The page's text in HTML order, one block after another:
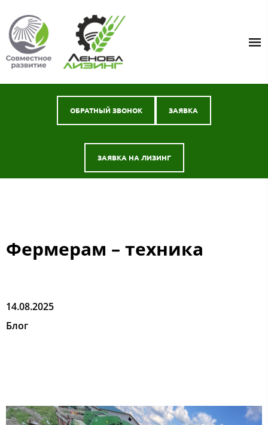
ОБРАТНЫЙ ЗВОНОК ЗАЯВКА
ЗАЯВКА НА ЛИЗИНГ
Фермерам – техника
14.08.2025
Блог